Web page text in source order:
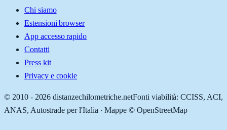
Chi siamo
Estensioni browser
App accesso rapido
Contatti
Press kit
Privacy e cookie
© 2010 - 2026 distanzechilometriche.netFonti viabilità: CCISS, ACI,
ANAS, Autostrade per l'Italia · Mappe © OpenStreetMap